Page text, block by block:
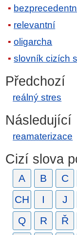
relevantní
oligarcha
slovník cizích
Předchozí
reálný stres
Následující
reamaterizace
Cizí slova
A B C
CH
I J
Q
R Ř